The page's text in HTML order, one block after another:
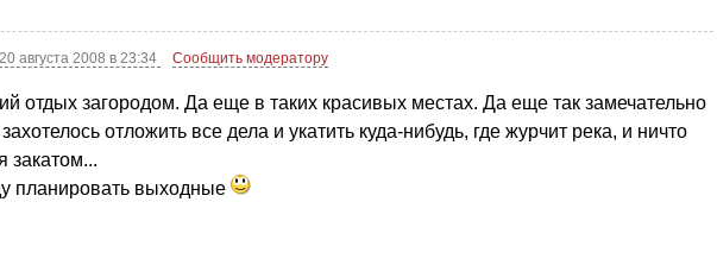
20 августа 2008 в 23:34 Сообщить модератору
отдых загородом. Да еще в таких красивых местах. Да еще так замечательно
отложить все дела и укатить куда-нибудь, где журчит река, и ничто
закатом...
планировать выходные